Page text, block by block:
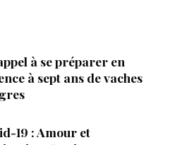
à se préparer en
à sept ans de vaches
19 : Amour et